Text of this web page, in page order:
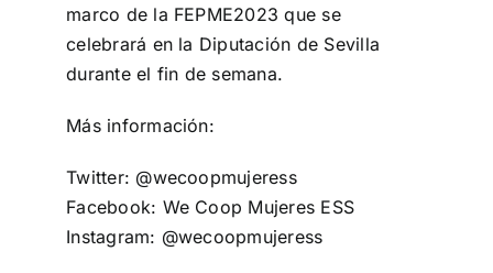
marco de la FEPME2023 que se
celebrará en la Diputación de Sevilla
durante el fin de semana.
Más información:
Twitter: @wecoopmujeress
Facebook: We Coop Mujeres ESS
Instagram: @wecoopmujeress